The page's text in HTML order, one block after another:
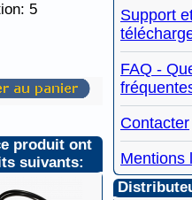
5
produit ont
suivants:
Support
FAQ -
Contacter
Mentions